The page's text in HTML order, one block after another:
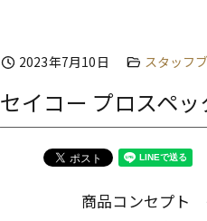
2023年7月10日 スタッフ
セイコー プロスペ
商品コンセプト